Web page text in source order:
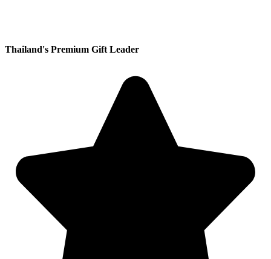
Thailand's Premium Gift Leader